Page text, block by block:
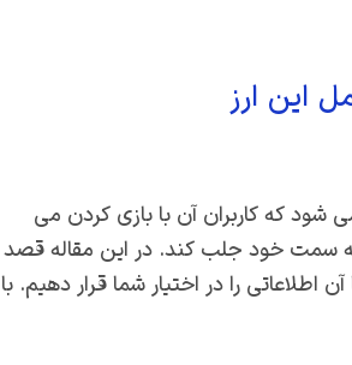
که کاربران آن با بازی کردن می
به سمت خود جلب کند. در این مقاله قصد
اطلاعاتی را در اختیار شما قرار دهیم. با